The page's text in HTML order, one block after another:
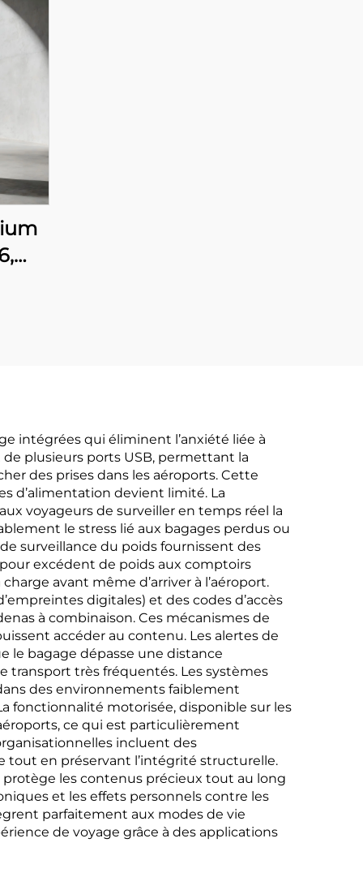
intégrées qui éliminent l’anxiété liée à
plusieurs ports USB, permettant la
des prises dans les aéroports. Cette
d’alimentation devient limité. La
voyageurs de surveiller en temps réel la
le stress lié aux bagages perdus ou
surveillance du poids fournissent des
excédent de poids aux comptoirs
avant même d’arriver à l’aéroport.
digitales) et des codes d’accès
à combinaison. Ces mécanismes de
accéder au contenu. Les alertes de
le bagage dépasse une distance
transport très fréquentés. Les systèmes
des environnements faiblement
fonctionnalité motorisée, disponible sur les
ce qui est particulièrement
incluent des
tout en préservant l’intégrité structurelle.
les contenus précieux tout au long
et les effets personnels contre les
parfaitement aux modes de vie
de voyage grâce à des applications